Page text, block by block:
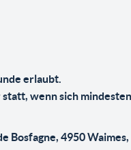
erlaubt.
wenn sich
Bosfagne, 4950